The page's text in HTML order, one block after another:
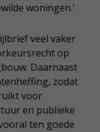
woningen.'
veel vaker
op
Daarnaast
zodat
voor
en publieke
ten goede